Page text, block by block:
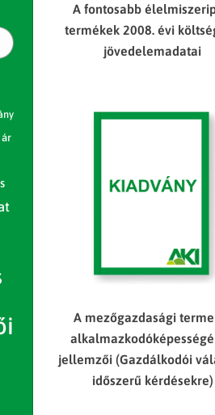
A fontosabb
termékek 2008. évi
jövedelemadatai
A mezőgazdasági
jellemzői (Gazdálkodói
időszerű kérdésekre)